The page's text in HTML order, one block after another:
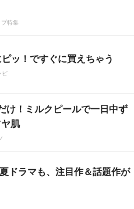
特集
ッ！ですぐに買えちゃう
ピ
け！ミルクピールで一日中ず
肌
ドラマも、注目作＆話題作が